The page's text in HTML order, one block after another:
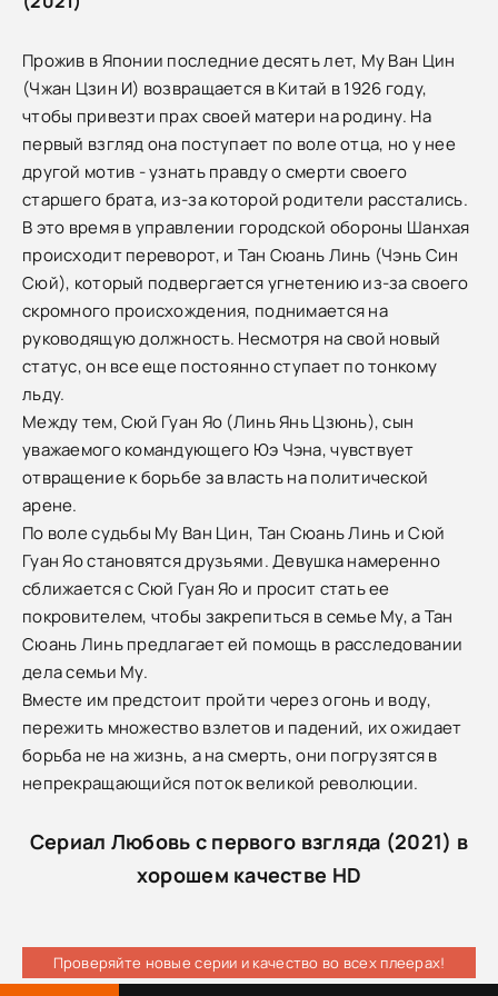
Прожив в Японии последние десять лет, Му Ван Цин
(Чжан Цзин И) возвращается в Китай в 1926 году,
чтобы привезти прах своей матери на родину. На
первый взгляд она поступает по воле отца, но у нее
другой мотив - узнать правду о смерти своего
старшего брата, из-за которой родители расстались.
В это время в управлении городской обороны Шанхая
происходит переворот, и Тан Сюань Линь (Чэнь Син
Сюй), который подвергается угнетению из-за своего
скромного происхождения, поднимается на
руководящую должность. Несмотря на свой новый
статус, он все еще постоянно ступает по тонкому
льду.
Между тем, Сюй Гуан Яо (Линь Янь Цзюнь), сын
уважаемого командующего Юэ Чэна, чувствует
отвращение к борьбе за власть на политической
арене.
По воле судьбы Му Ван Цин, Тан Сюань Линь и Сюй
Гуан Яо становятся друзьями. Девушка намеренно
сближается с Сюй Гуан Яо и просит стать ее
покровителем, чтобы закрепиться в семье Му, а Тан
Сюань Линь предлагает ей помощь в расследовании
дела семьи Му.
Вместе им предстоит пройти через огонь и воду,
пережить множество взлетов и падений, их ожидает
борьба не на жизнь, а на смерть, они погрузятся в
непрекращающийся поток великой революции.
Сериал Любовь с первого взгляда (2021) в
хорошем качестве HD
Проверяйте новые серии и качество во всех плеерах!